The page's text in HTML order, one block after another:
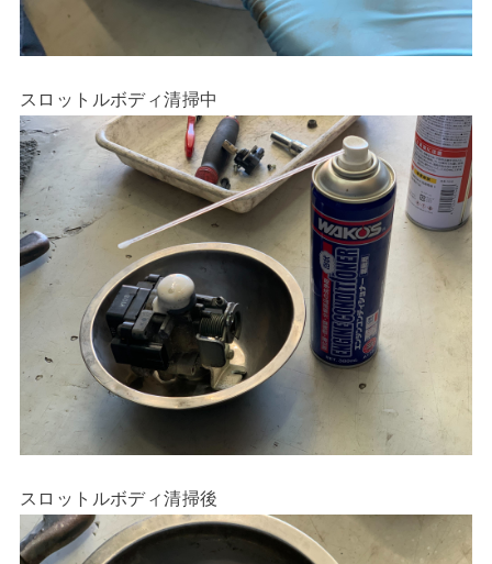
スロットルボディ清掃中
スロットルボディ清掃後